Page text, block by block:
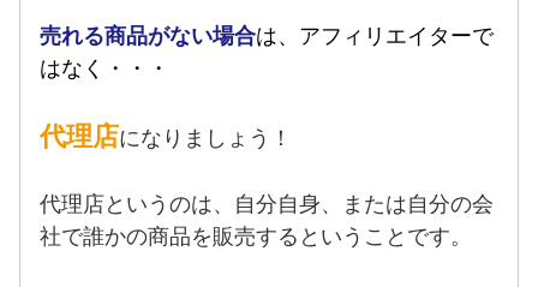
売れる商品がない場合は、アフィリエイターで
はなく・・・
代理店になりましょう！
代理店というのは、自分自身、または自分の会
社で誰かの商品を販売するということです。